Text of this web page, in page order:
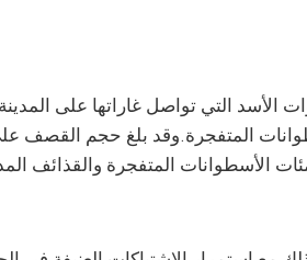
التي تواصل غاراتها على